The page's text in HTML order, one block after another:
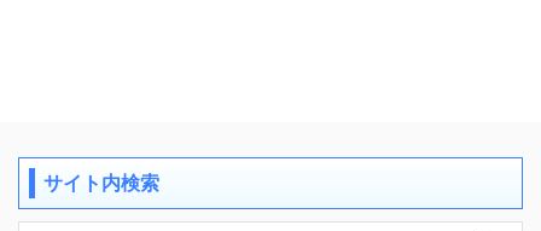
サイト内検索